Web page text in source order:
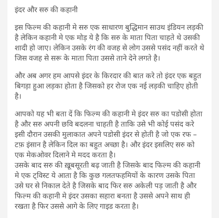
इंदर और सरु की कहानी
इस फिल्म की कहानी मे सरु एक साधारण बुद्धिमान साउथ इंडियन लड़की
है लेकिन कहानी मे एक मोड़ ये है कि सरु के माता पिता चाहते थे उसकी
शादी हो जाए। लेकिन उसके रंग की वजह से लोग उससे पसंद नहीं करते थे
जिस वजह से सरू के माता पिता उससे ताने देने लगते है।
और अब अगर हम आपसे इंदर के किरदार की बात करे तो इंदर एक बहुत
बिगड़ा हुआ लड़का होता है जिसको हर रोज एक नई लड़की चाहिए होती
है।
आपको यह भी बता दें कि फिल्म की कहानी मे इंदर सरु का पडोसी होता
है और सरु अपनी छवि बदलना चाहती है ताकि उसे भी कोई पसंद करे
इसी दौरान उसकी मुलाकात अपने पडोसी इंदर से होती है जो एक रफ –
टफ़ इंसान है लेकिन दिल का बहुत अच्छा है। और इंदर इसलिए सरु को
एक मेकओवर दिलाने मे मदद करता है।
उसके बाद सरु की ख़ूबसूरती बढ़ जाती है जिसके बाद फिल्म की कहानी
मे एक ट्विस्ट ये आता है कि कुछ गलतफहमियों के कारण उसके पिता
उसे घर से निकाल देते है जिसके बाद फिर सरु अकेली पड़ जाती है और
फिल्म की कहानी मे इंदर उसका सहारा बनता है उससे अपने साथ ही
रखता है फिर उससे आगे के लिए गाइड करता है।